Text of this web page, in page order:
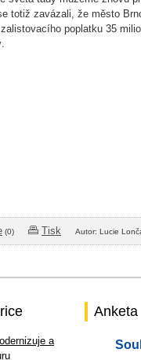
totiž zavázali, že město
poplatku 35
(0) Tisk Autor: Lucie
a
Anketa